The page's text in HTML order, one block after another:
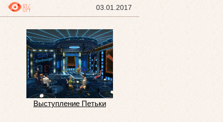
03.01.2017
814
Выступление Петьки